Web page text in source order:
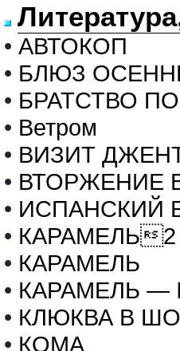
• АВТОКОП
• БЛЮЗ
• БРАТСТВО
• Ветром
• ВИЗИТ
• ВТОРЖЕНИЕ
• ИСПАНСКИЙ
• КАРАМЕЛЬ2
• КАРАМЕЛЬ
• КАРАМЕЛЬ —
• КЛЮКВА В
• КОМА